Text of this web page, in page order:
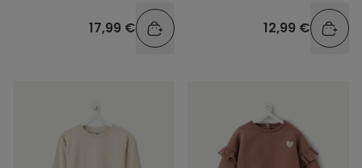
17,99 € 12,99 €